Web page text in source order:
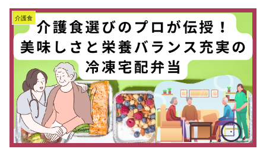
介護食